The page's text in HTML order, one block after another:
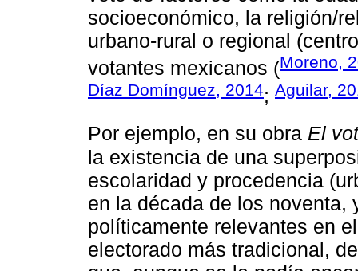
socioeconómico, la religión/
urbano-rural o regional
votantes mexicanos (Moreno,
Díaz Domínguez, 2014; Aguilar,
Por ejemplo, en su obra El
la existencia de una
escolaridad y procedencia
en la década de los noventa,
políticamente relevantes en
electorado más tradicional,